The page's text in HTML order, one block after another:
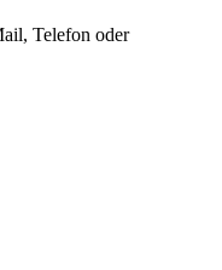
Telefon oder